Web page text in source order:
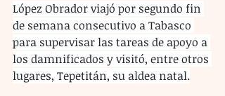
López Obrador viajó por segundo fin
de semana consecutivo a Tabasco
para supervisar las tareas de apoyo a
los damnificados y visitó, entre otros
lugares, Tepetitán, su aldea natal.